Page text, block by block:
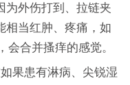
为外伤打到、拉链夹
相当红肿、疼痛，如
合并搔痒的感觉。
果患有淋病、尖锐湿